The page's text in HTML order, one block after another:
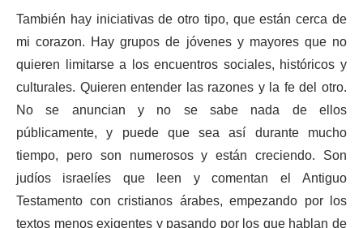
También hay iniciativas de otro tipo, que están cerca de
mi corazon. Hay grupos de jóvenes y mayores que no
quieren limitarse a los encuentros sociales, históricos y
culturales. Quieren entender las razones y la fe del otro.
No se anuncian y no se sabe nada de ellos
públicamente, y puede que sea así durante mucho
tiempo, pero son numerosos y están creciendo. Son
judíos israelíes que leen y comentan el Antiguo
Testamento con cristianos árabes, empezando por los